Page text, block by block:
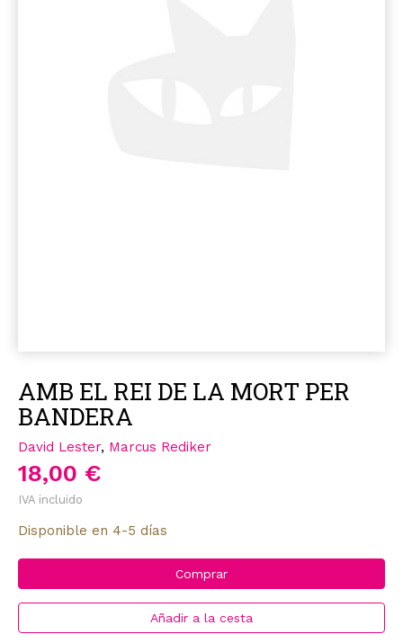
AMB EL REI DE LA MORT PER
BANDERA
David Lester, Marcus Rediker
18,00 €
IVA incluido
Disponible en 4-5 días
Comprar
Añadir a la cesta